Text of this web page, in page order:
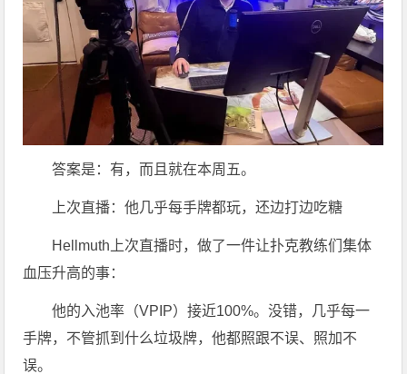
答案是：有，而且就在本周五。
上次直播：他几乎每手牌都玩，还边打边吃糖
Hellmuth上次直播时，做了一件让扑克教练们集体
血压升高的事：
他的入池率（VPIP）接近100%。没错，几乎每一
手牌，不管抓到什么垃圾牌，他都照跟不误、照加不
误。